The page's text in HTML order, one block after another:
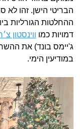
הבריטי הישן. זהו לא
דמויות כמו ווינסטון
ג'יימס בונד) את
במודיעין הימי.